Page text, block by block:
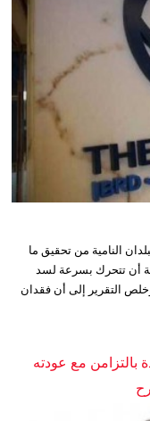
النامية من تحقيق ما
أن تتحرك بسرعة لسد
التقرير إلى أن فقدان
مع عودته